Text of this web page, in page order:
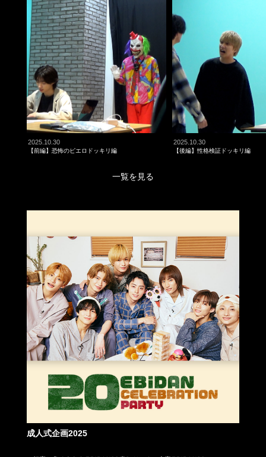
2025.10.30
【前編】恐怖のピエロドッキリ編
2025.10.30
【後編】性格検証ドッキリ編
一覧を見る
成人式企画2025